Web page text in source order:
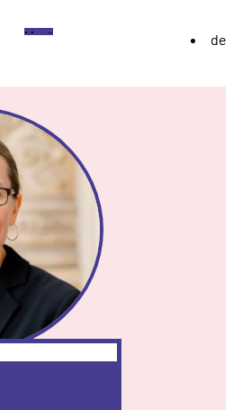
Menü
YoungPLAY
Archiv
Discord YouTube
Twitch
Bluesky
de